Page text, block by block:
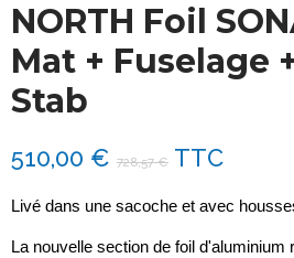
NORTH Foil
Mat + Fuselage
Stab
510,00 € 728,57 € TTC
Livé dans une sacoche et avec
La nouvelle section de foil d'aluminium